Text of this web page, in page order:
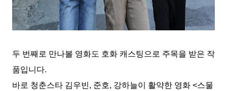
두 번째로 만나볼 영화도 호화 캐스팅으로 주목을 받은 작
품입니다.
바로 청춘스타 김우빈, 준호, 강하늘이 활약한 영화 <스물